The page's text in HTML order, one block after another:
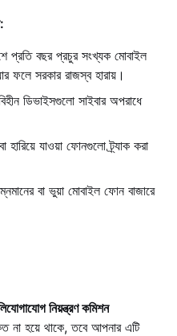
প্রতি বছর প্রচুর সংখ্যক মোবাইল
ফলে সরকার রাজস্ব হারায়।
ডিভাইসগুলো সাইবার অপরাধে
হারিয়ে যাওয়া ফোনগুলো ট্র্যাক করা
বা ভুয়া মোবাইল ফোন বাজারে
নিয়ন্ত্রণ কমিশন
না হয়ে থাকে, তবে আপনার এটি